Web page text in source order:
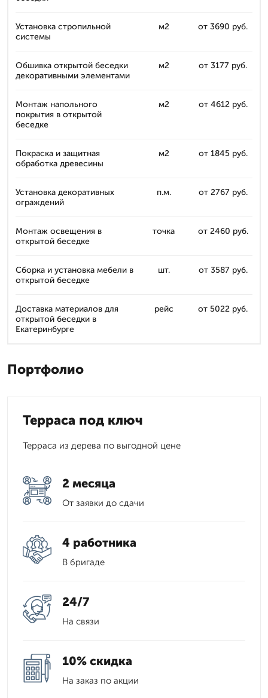
Установка стропильной
системы
м2 от 3690 руб.
Обшивка открытой беседки
декоративными элементами
м2 от 3177 руб.
Монтаж напольного
покрытия в открытой
беседке
м2 от 4612 руб.
Покраска и защитная
обработка древесины
м2 от 1845 руб.
Установка декоративных
ограждений
п.м. от 2767 руб.
Монтаж освещения в
открытой беседке
точка от 2460 руб.
Сборка и установка мебели в
открытой беседке
шт. от 3587 руб.
Доставка материалов для
открытой беседки в
Екатеринбурге
рейс от 5022 руб.
Портфолио
Терраса под ключ
Терраса из дерева по выгодной цене
2 месяца
От заявки до сдачи
4 работника
В бригаде
24/7
На связи
10% скидка
На заказ по акции